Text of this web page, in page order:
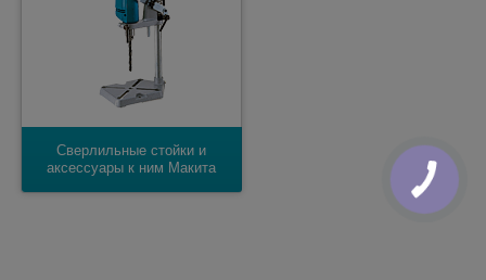
Сверлильные стойки и
аксессуары к ним Макита